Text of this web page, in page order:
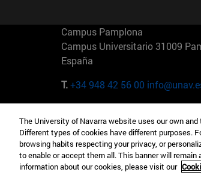
Campus Pamplona
Campus Universitario 31009
España
T.+34 948 42 56 00
Camino del Cerro Águila 3 28023
Madrid España
T.+34 912 11 30 00
The University of Navarra website uses our own
Different types of cookies have different purposes.
browsing habits respecting your privacy, or
to enable or accept them all. This banner will
information about our cookies, please visit our